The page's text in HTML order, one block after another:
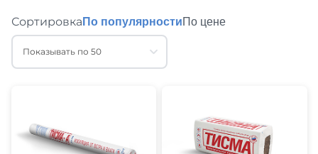
Сортировка По популярностиПо цене
Показывать по 50